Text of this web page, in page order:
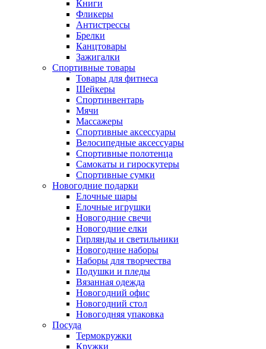
Книги
Фликеры
Антистрессы
Брелки
Канцтовары
Зажигалки
Спортивные товары
Товары для фитнеса
Шейкеры
Спортинвентарь
Мячи
Массажеры
Спортивные аксессуары
Велосипедные аксессуары
Спортивные полотенца
Самокаты и гироскутеры
Спортивные сумки
Новогодние подарки
Елочные шары
Елочные игрушки
Новогодние свечи
Новогодние елки
Гирлянды и светильники
Новогодние наборы
Наборы для творчества
Подушки и пледы
Вязанная одежда
Новогодний офис
Новогодний стол
Новогодняя упаковка
Посуда
Термокружки
Кружки